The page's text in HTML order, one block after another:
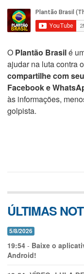
O Plantão Brasilé
ajudar na luta contra
compartilhe com
Facebook e
às informações,
golpista.
ÚLTIMAS
5/8/2026
19:54 - Baixe o
Android!